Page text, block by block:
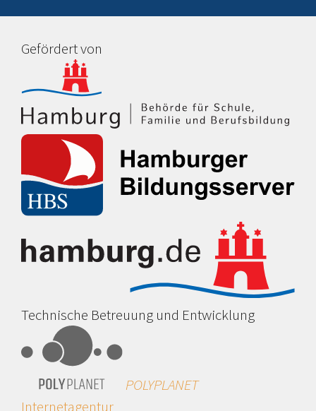
Gefördert von
Technische Betreuung und Entwicklung
POLYPLANET
Internetagentur